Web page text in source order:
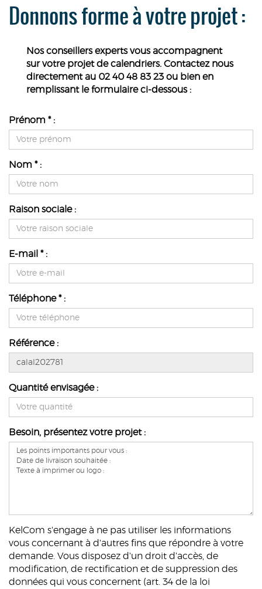
Donnons forme à votre projet :
Nos conseillers experts vous accompagnent
sur votre projet de calendriers. Contactez nous
directement au 02 40 48 83 23 ou bien en
remplissant le formulaire ci-dessous :
Prénom * :
Nom * :
Raison sociale :
E-mail * :
Téléphone * :
Référence :
Quantité envisagée :
Besoin, présentez votre projet :
KelCom s'engage à ne pas utiliser les informations
vous concernant à d'autres fins que répondre à votre
demande. Vous disposez d'un droit d'accès, de
modification, de rectification et de suppression des
données qui vous concernent (art. 34 de la loi